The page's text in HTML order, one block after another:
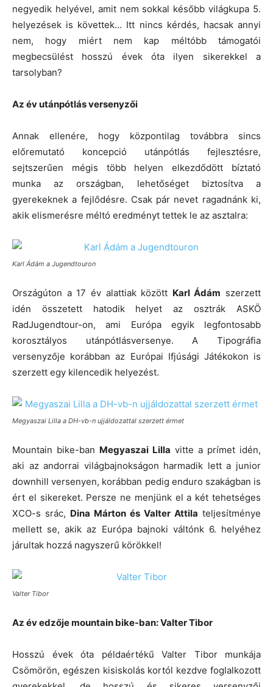
negyedik helyével, amit nem sokkal később világkupa 5.
helyezések is követtek… Itt nincs kérdés, hacsak annyi
nem, hogy miért nem kap méltóbb támogatói
megbecsülést hosszú évek óta ilyen sikerekkel a
tarsolyban?
Az év utánpótlás versenyzői
Annak ellenére, hogy központilag továbbra sincs
előremutató koncepció utánpótlás fejlesztésre,
sejtszerűen mégis több helyen elkezdődött bíztató
munka az országban, lehetőséget biztosítva a
gyerekeknek a fejlődésre. Csak pár nevet ragadnánk ki,
akik elismerésre méltó eredményt tettek le az asztalra:
Karl Ádám a Jugendtouron
Országúton a 17 év alattiak között Karl Ádám szerzett
idén összetett hatodik helyet az osztrák ASKÖ
RadJugendtour-on, ami Európa egyik legfontosabb
korosztályos utánpótlásversenye. A Tipográfia
versenyzője korábban az Európai Ifjúsági Játékokon is
szerzett egy kilencedik helyezést.
Megyaszai Lilla a DH-vb-n ujjáldozattal szerzett érmet
Mountain bike-ban Megyaszai Lilla vitte a prímet idén,
aki az andorrai világbajnokságon harmadik lett a junior
downhill versenyen, korábban pedig enduro szakágban is
ért el sikereket. Persze ne menjünk el a két tehetséges
XCO-s srác, Dina Márton és Valter Attila teljesítménye
mellett se, akik az Európa bajnoki váltónk 6. helyéhez
járultak hozzá nagyszerű körökkel!
Valter Tibor
Az év edzője mountain bike-ban: Valter Tibor
Hosszú évek óta példaértékű Valter Tibor munkája
Csömörön, egészen kisiskolás kortól kezdve foglalkozott